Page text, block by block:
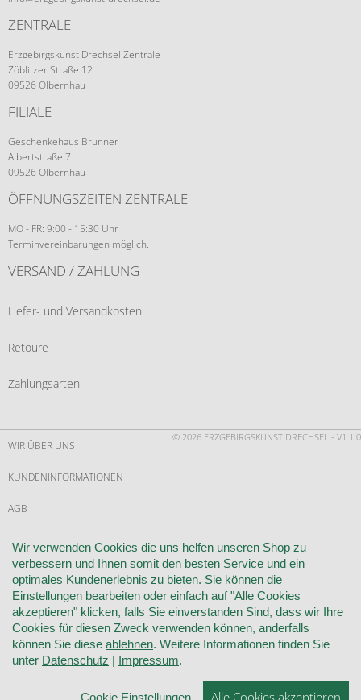
ZENTRALE
Erzgebirgskunst Drechsel Zentrale
Zöblitzer Straße 12
09526 Olbernhau
FILIALE
Geschenkehaus Brunner
Albertstraße 7
09526 Olbernhau
ÖFFNUNGSZEITEN ZENTRALE
MO - FR: 9:00 - 15:30 Uhr
Terminvereinbarungen möglich.
VERSAND / ZAHLUNG
Liefer- und Versandkosten
Retoure
Zahlungsarten
© 2026 ERZGEBIRGSKUNST DRECHSEL - V1.1.0
WIR ÜBER UNS
KUNDENINFORMATIONEN
AGB
WIDERRUF
VERTRAG WIDERRUFEN
KONTAKT
DATENSCHUTZ
COOKIE-EINSTELLUNGEN
Wir verwenden Cookies die uns helfen unseren Shop zu
verbessern und Ihnen somit den besten Service und ein
optimales Kundenerlebnis zu bieten. Sie können die
Einstellungen bearbeiten oder einfach auf "Alle Cookies
akzeptieren" klicken, falls Sie einverstanden Sind, dass wir Ihre
Cookies für diesen Zweck verwenden können, anderfalls
können Sie diese ablehnen. Weitere Informationen finden Sie
unter Datenschutz | Impressum.
Cookie Einstellungen Alle Cookies akzeptieren